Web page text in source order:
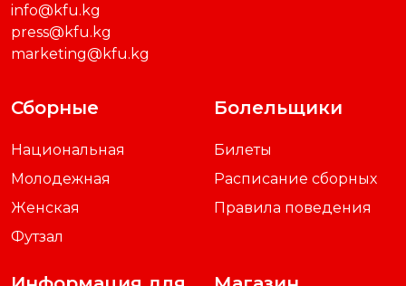
info@kfu.kg
press@kfu.kg
marketing@kfu.kg
Сборные
Национальная
Молодежная
Женская
Футзал
Болельщики
Билеты
Расписание сборных
Правила поведения